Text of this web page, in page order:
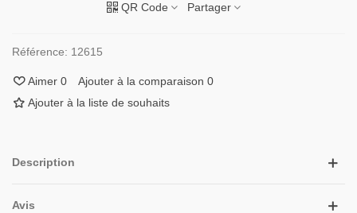
QR Code Partager
Référence: 12615
Aimer 0 Ajouter à la comparaison 0
Ajouter à la liste de souhaits
Description
Avis